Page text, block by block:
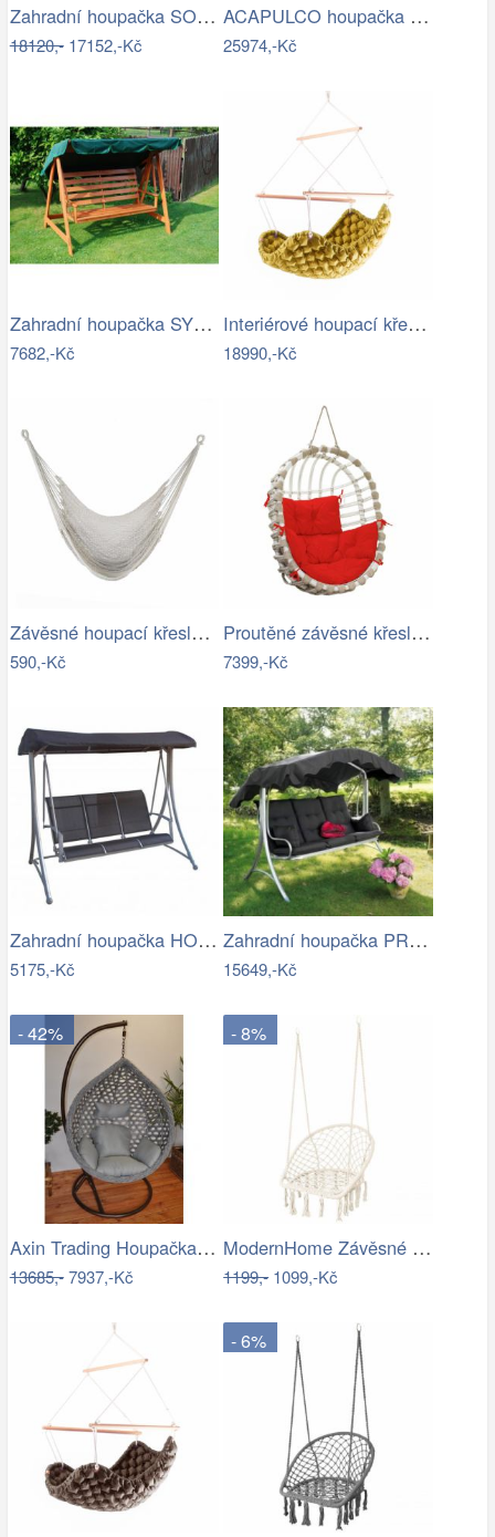
Zahradní houpačka SOFFIA - GD
18120,-17152,-Kč
ACAPULCO houpačka ROJAPLAST
25974,-Kč
Zahradní houpačka SYLVA Rojaplast
7682,-Kč
Interiérové houpací křeslo Swingy In…
18990,-Kč
Závěsné houpací křeslo KAZAN Tempo…
590,-Kč
Proutěné závěsné křeslo Lena, bílý rám…
7399,-Kč
Zahradní houpačka HOLLYWOOD ROJAPLAST
5175,-Kč
Zahradní houpačka PRAGG - GD
15649,-Kč
- 42%
Axin Trading Houpačka závěsná Charlotte
13685,-7937,-Kč
- 8%
ModernHome Závěsné křeslo s třásněmi -…
1199,-1099,-Kč
- 6%